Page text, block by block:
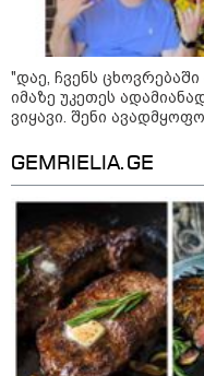
კატეგორიის
"დაე, ჩვენს ცხოვრებაში
იმაზე უკეთეს
ვიყავი. შენი
GEMRIELIA.GE